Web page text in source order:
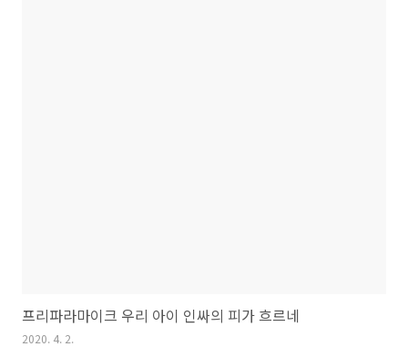
프리파라마이크 우리 아이 인싸의 피가 흐르네
2020. 4. 2.